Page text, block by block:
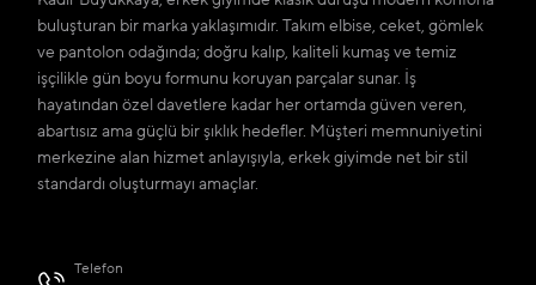
buluşturan bir marka yaklaşımıdır. Takım elbise, ceket, gömlek
ve pantolon odağında; doğru kalıp, kaliteli kumaş ve temiz
işçilikle gün boyu formunu koruyan parçalar sunar. İş
hayatından özel davetlere kadar her ortamda güven veren,
abartısız ama güçlü bir şıklık hedefler. Müşteri memnuniyetini
merkezine alan hizmet anlayışıyla, erkek giyimde net bir stil
standardı oluşturmayı amaçlar.
Telefon